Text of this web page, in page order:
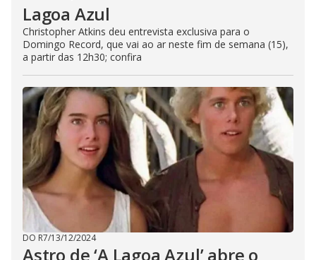
Lagoa Azul
Christopher Atkins deu entrevista exclusiva para o
Domingo Record, que vai ao ar neste fim de semana (15),
a partir das 12h30; confira
DO R7/13/12/2024
Astro de ‘A Lagoa Azul’ abre o